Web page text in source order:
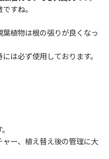
すね。
植物は根の張りが良くなっ
は必ず使用しております。
ー、植え替え後の管理に大